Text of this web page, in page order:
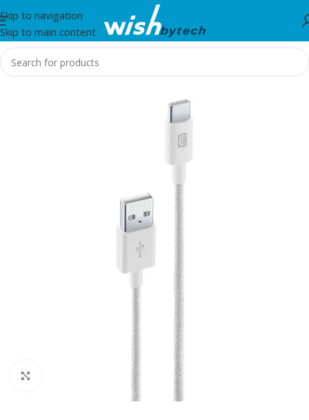
Skip to navigation
Skip to main content
Home/IT